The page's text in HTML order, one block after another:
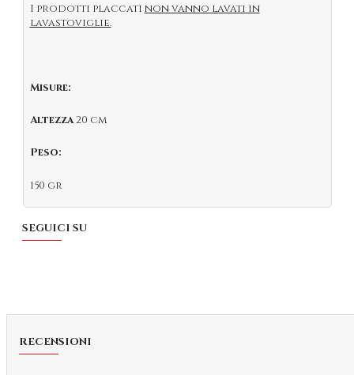
I prodotti placcati non vanno lavati in
lavastoviglie.
Misure:
Altezza20 cm
Peso:
150 gr
SEGUICI SU
RECENSIONI